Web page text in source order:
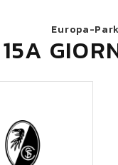
Europa-
15A